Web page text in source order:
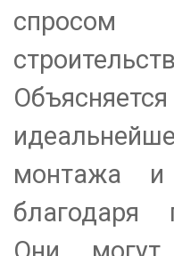
монтажа и
благодаря